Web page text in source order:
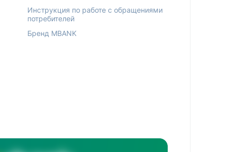
Инструкция по работе с обращениями
потребителей
Бренд MBANK